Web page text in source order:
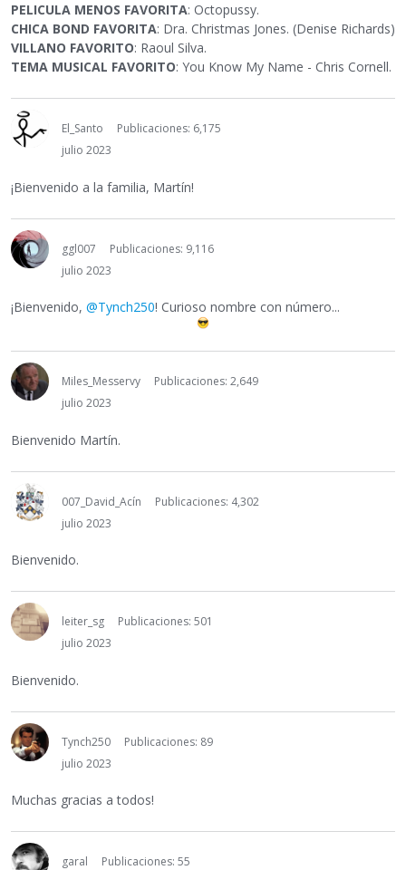
PELICULA MENOS FAVORITA: Octopussy.
CHICA BOND FAVORITA: Dra. Christmas Jones. (Denise Richards)
VILLANO FAVORITO: Raoul Silva.
TEMA MUSICAL FAVORITO: You Know My Name - Chris Cornell.
El_Santo
Publicaciones: 6,175
julio 2023
¡Bienvenido a la familia, Martín!
ggl007
Publicaciones: 9,116
julio 2023
¡Bienvenido, @Tynch250! Curioso nombre con número...
Miles_Messervy
Publicaciones: 2,649
julio 2023
Bienvenido Martín.
007_David_Acín
Publicaciones: 4,302
julio 2023
Bienvenido.
leiter_sg
Publicaciones: 501
julio 2023
Bienvenido.
Tynch250
Publicaciones: 89
julio 2023
Muchas gracias a todos!
garal
Publicaciones: 55